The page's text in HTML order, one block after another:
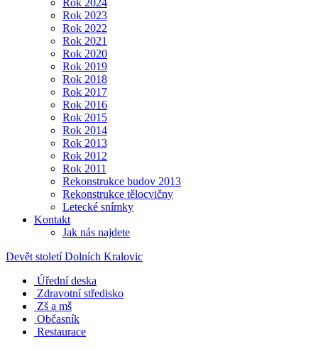
Rok 2024
Rok 2023
Rok 2022
Rok 2021
Rok 2020
Rok 2019
Rok 2018
Rok 2017
Rok 2016
Rok 2015
Rok 2014
Rok 2013
Rok 2012
Rok 2011
Rekonstrukce budov 2013
Rekonstrukce tělocvičny
Letecké snímky
Kontakt
Jak nás najdete
Devět století Dolních Kralovic
Úřední deska
Zdravotní středisko
Zš a mš
Občasník
Restaurace